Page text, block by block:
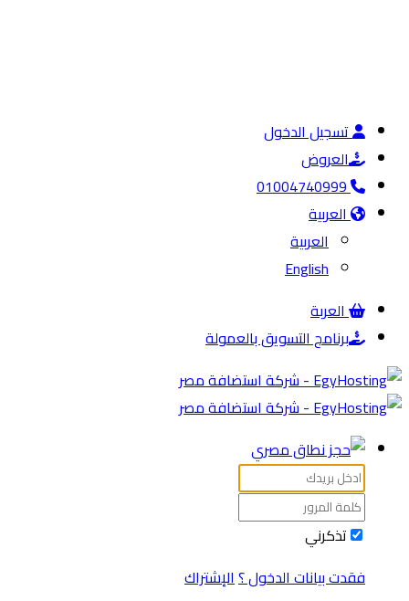
تسجيل الدخول
العروض
01004740999
العربية
العربية
English
العربة
برنامج التسويق بالعمولة
تذكرني
فقدت بيانات الدخول ؟الإشتراك